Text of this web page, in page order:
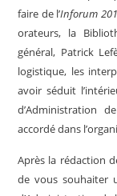
faire de l’Inforum
orateurs, la
général, Patrick
logistique, les
avoir séduit
d’Administration
accordé dans
Après la rédaction
de vous souhaiter